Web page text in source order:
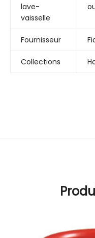
lave-
vaisselle
Fournisseur
Collections